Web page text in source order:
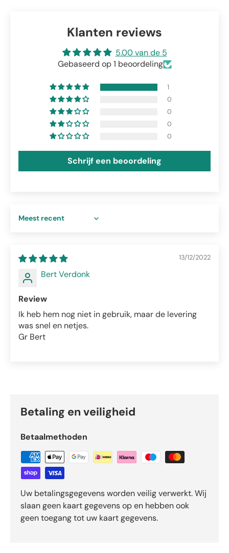
Klanten reviews
5.00 van de 5
Gebaseerd op 1 beoordeling
1
0
0
0
0
Schrijf een beoordeling
Sort by
13/12/2022
Bert Verdonk
Review
Ik heb hem nog niet in gebruik, maar de levering
was snel en netjes.
Gr Bert
Betaling en veiligheid
Betaalmethoden
Uw betalingsgegevens worden veilig verwerkt. Wij
slaan geen kaart gegevens op en hebben ook
geen toegang tot uw kaart gegevens.